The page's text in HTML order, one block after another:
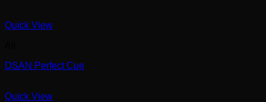
Quick View
DSAN Perfect Cue
Quick View